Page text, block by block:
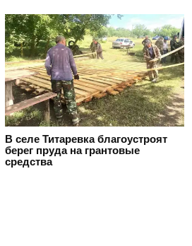
В селе Титаревка благоустроят
берег пруда на грантовые
средства